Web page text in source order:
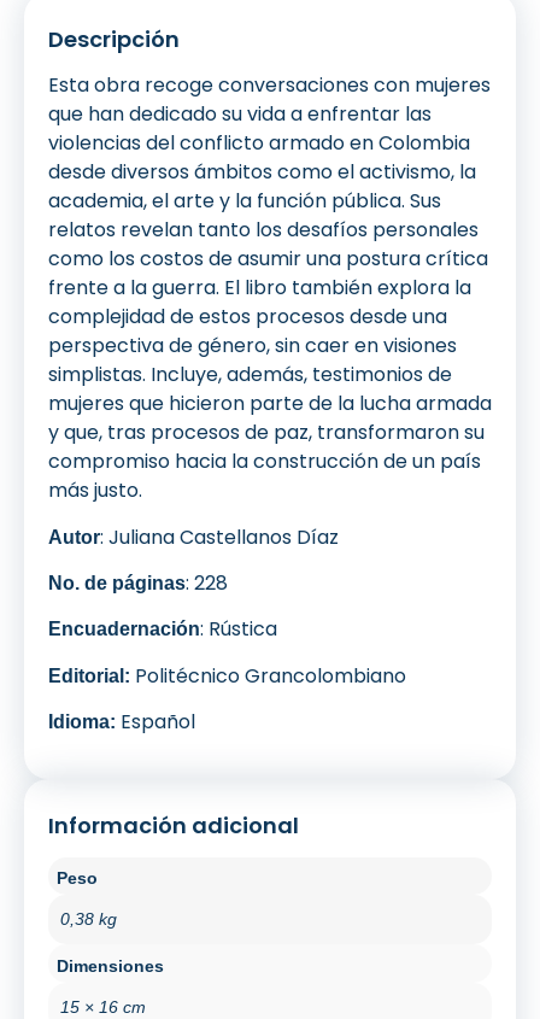
Descripción
Esta obra recoge conversaciones con mujeres
que han dedicado su vida a enfrentar las
violencias del conflicto armado en Colombia
desde diversos ámbitos como el activismo, la
academia, el arte y la función pública. Sus
relatos revelan tanto los desafíos personales
como los costos de asumir una postura crítica
frente a la guerra. El libro también explora la
complejidad de estos procesos desde una
perspectiva de género, sin caer en visiones
simplistas. Incluye, además, testimonios de
mujeres que hicieron parte de la lucha armada
y que, tras procesos de paz, transformaron su
compromiso hacia la construcción de un país
más justo.
Autor: Juliana Castellanos Díaz
No. de páginas: 228
Encuadernación: Rústica
Editorial: Politécnico Grancolombiano
Idioma: Español
Información adicional
Peso
0,38 kg
Dimensiones
15 × 16 cm